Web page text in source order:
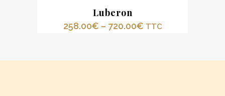
Luberon
258.00€ – 720.00€ TTC